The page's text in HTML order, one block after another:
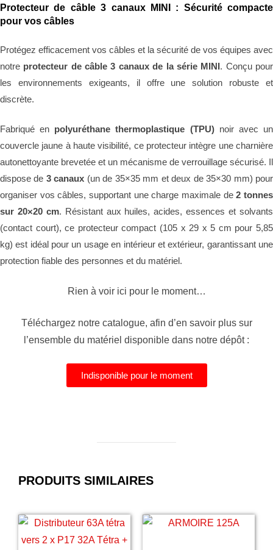
Protecteur de câble 3 canaux MINI : Sécurité compacte
pour vos câbles
Protégez efficacement vos câbles et la sécurité de vos équipes avec
notre protecteur de câble 3 canaux de la série MINI. Conçu pour
les environnements exigeants, il offre une solution robuste et
discrète.
Fabriqué en polyuréthane thermoplastique (TPU)noir avec un
couvercle jaune à haute visibilité, ce protecteur intègre une charnière
autonettoyante brevetée et un mécanisme de verrouillage sécurisé. Il
dispose de 3 canaux (un de 35×35 mm et deux de 35×30 mm) pour
organiser vos câbles, supportant une charge maximale de2 tonnes
sur 20×20 cm. Résistant aux huiles, acides, essences et solvants
(contact court), ce protecteur compact (105 x 29 x 5 cm pour 5,85
kg) est idéal pour un usage en intérieur et extérieur, garantissant une
protection fiable des personnes et du matériel.
Rien à voir ici pour le moment…
Téléchargez notre catalogue, afin d’en savoir plus sur
l’ensemble du matériel disponible dans notre dépôt :
Indisponible pour le moment
PRODUITS SIMILAIRES